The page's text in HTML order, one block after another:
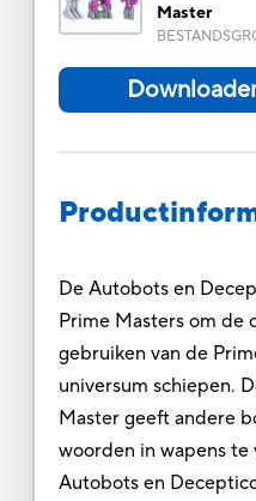
Master
De Autobots en
Prime Masters om de
gebruiken van de
universum schiepen.
Master geeft andere
woorden in wapens te
Autobots en